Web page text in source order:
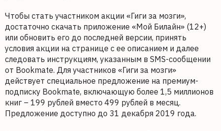
Чтобы стать участником акции «Гиги за мозги»,
достаточно скачать приложение «Мой Билайн» (12+)
или обновить его до последней версии, принять
условия акции на странице с ее описанием и далее
следовать инструкциям, указанным в SMS-сообщении
от Bookmate. Для участников «Гиги за мозги»
действует специальное предложение на премиум-
подписку Bookmate, включающую более 1,5 миллионов
книг – 199 рублей вместо 499 рублей в месяц.
Предложение доступно до 31 декабря 2019 года.